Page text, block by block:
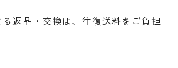
返品・交換は、往復送料をご負担